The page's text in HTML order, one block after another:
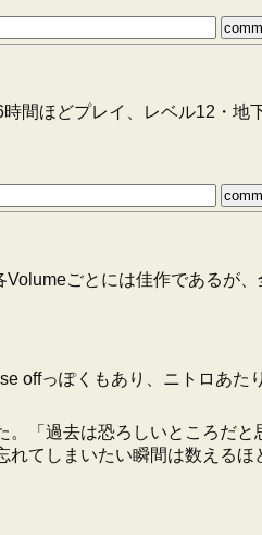
間ほどプレイ、レベル12・地
ごとには佳作であるが
offっぽくもあり、ニトロあ
「過去は恐ろしいところだ
てしまいたい瞬間は数える